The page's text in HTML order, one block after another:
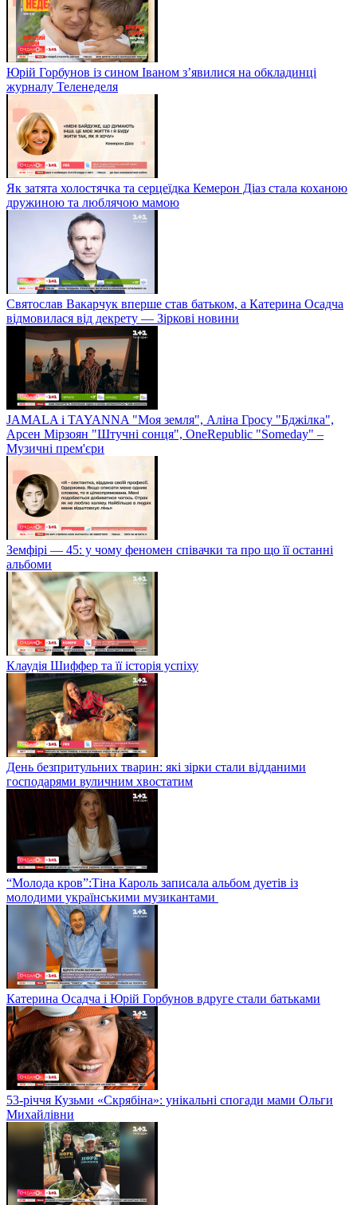
Юрій Горбунов із сином Іваном з’явилися на обкладинці
журналу Теленеделя
Як затята холостячка та серцеїдка Кемерон Діаз стала коханою
дружиною та люблячою мамою
Святослав Вакарчук вперше став батьком, а Катерина Осадча
відмовилася від декрету — Зіркові новини
JAMALA і TAYANNA "Моя земля", Аліна Гросу "Бджілка",
Арсен Мірзоян "Штучні сонця", OneRepublic "Someday" –
Музичні прем'єри
Земфірі — 45: у чому феномен співачки та про що її останні
альбоми
Клаудія Шиффер та її історія успіху
День безпритульних тварин: які зірки стали відданими
господарями вуличним хвостатим
“Молода кров”:Тіна Кароль записала альбом дуетів із
молодими українськими музикантами
Катерина Осадча і Юрій Горбунов вдруге стали батьками
53-річчя Кузьми «Скрябіна»: унікальні спогади мами Ольги
Михайлівни